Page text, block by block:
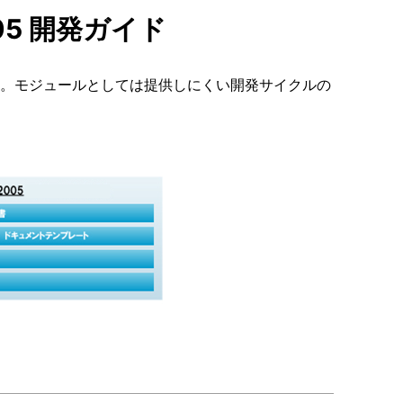
開発ガイド
モジュールとしては提供しにくい開発サイクルの